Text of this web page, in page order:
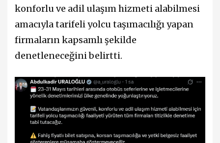
konforlu ve adil ulaşım hizmeti alabilmesi
amacıyla tarifeli yolcu taşımacılığı yapan
firmaların kapsamlı şekilde
denetleneceğini belirtti.